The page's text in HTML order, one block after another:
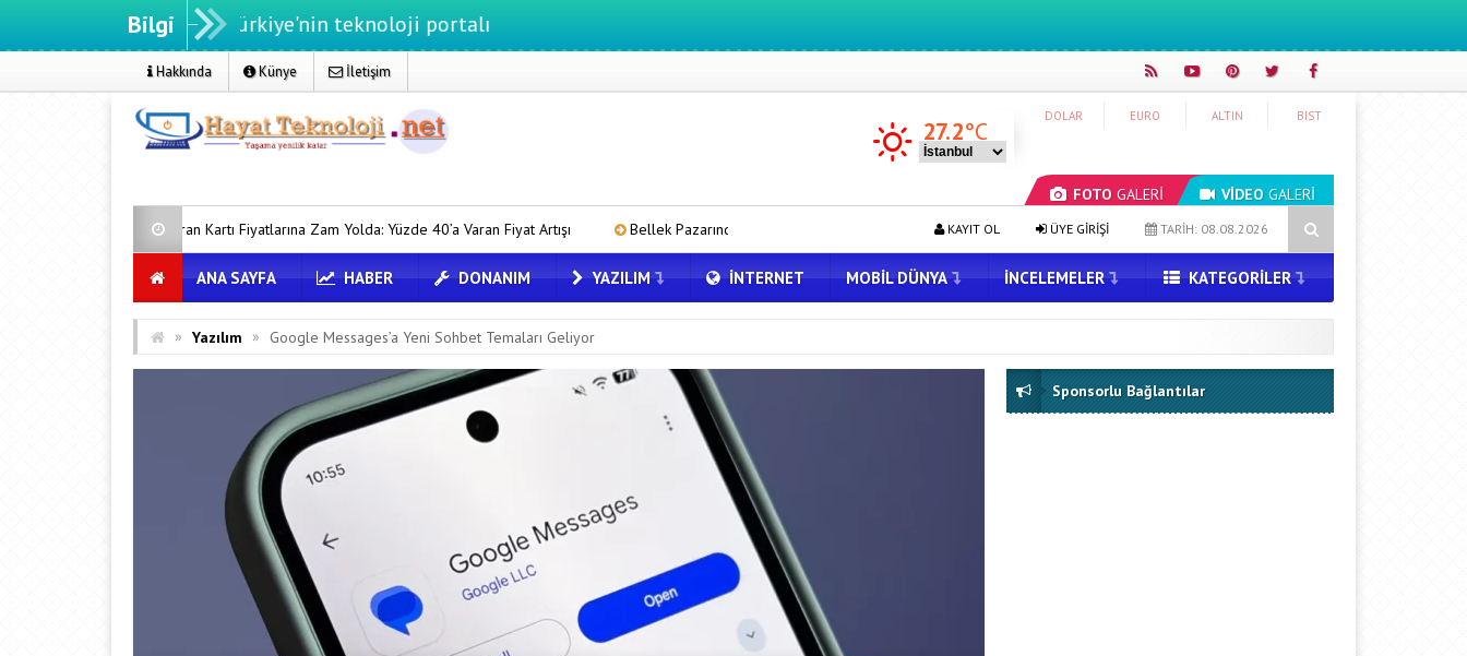
Bilgi
- Türkiye'nin teknoloji portalı
Hakkında Künye İletişim
FOTO GALERİ VİDEO GALERİ
DOLAR EURO ALTIN BIST
27.2°C
Ekran Kartı Fiyatlarına Zam Yolda: Yüzde 40’a Varan Fiyat Artışı Bellek Pazarında Yeni Dönem: HP ve Asus Çinli Tedarikçilere Geçiyor Pixel Telefonlara Yapay Zeka Destekli Saat Tasarımları Geliyor
TARİH: 08.08.2026
ÜYE GİRİŞİ
KAYIT OL
ANA SAYFA HABER DONANIM YAZILIM İNTERNET MOBIL DÜNYA İNCELEMELER KATEGORILER
» Yazılım » Google Messages’a Yeni Sohbet Temaları Geliyor
Sponsorlu Bağlantılar